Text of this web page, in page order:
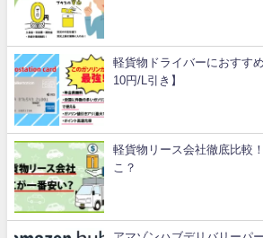
軽貨物ドライバーにおすす
10円/L引き】
軽貨物リース会社徹底比較
こ？